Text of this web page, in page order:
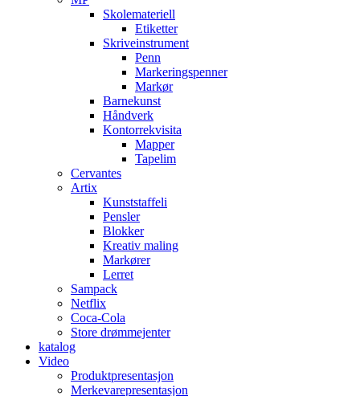
Skolemateriell
Etiketter
Skriveinstrument
Penn
Markeringspenner
Markør
Barnekunst
Håndverk
Kontorrekvisita
Mapper
Tapelim
Cervantes
Artix
Kunststaffeli
Pensler
Blokker
Kreativ maling
Markører
Lerret
Sampack
Netflix
Coca-Cola
Store drømmejenter
katalog
Video
Produktpresentasjon
Merkevarepresentasjon